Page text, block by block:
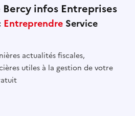
infos Entreprises
Entreprendre Service
actualités fiscales,
utiles à la gestion de votre